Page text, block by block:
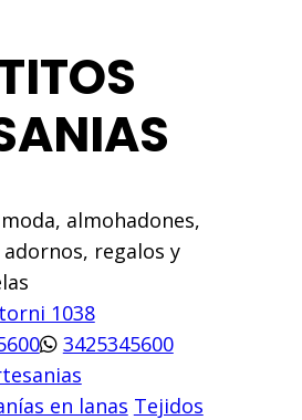
almohadones,
regalos y
1038
3425345600
en lanas Tejidos